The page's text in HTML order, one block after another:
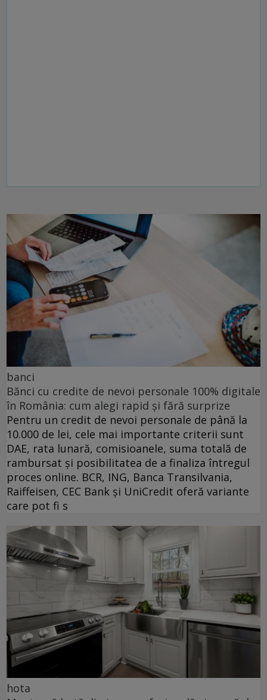
banci
Bănci cu credite de nevoi personale 100% digitale
în România: cum alegi rapid și fără surprize
Pentru un credit de nevoi personale de până la
10.000 de lei, cele mai importante criterii sunt
DAE, rata lunară, comisioanele, suma totală de
rambursat și posibilitatea de a finaliza întregul
proces online. BCR, ING, Banca Transilvania,
Raiffeisen, CEC Bank și UniCredit oferă variante
care pot fi s
hota